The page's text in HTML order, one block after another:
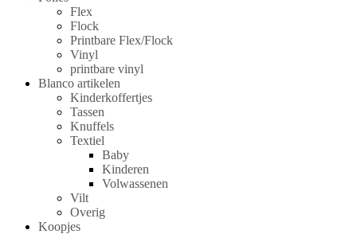
Flex
Flock
Printbare Flex/Flock
Vinyl
printbare vinyl
Blanco artikelen
Kinderkoffertjes
Tassen
Knuffels
Textiel
Baby
Kinderen
Volwassenen
Vilt
Overig
Koopjes